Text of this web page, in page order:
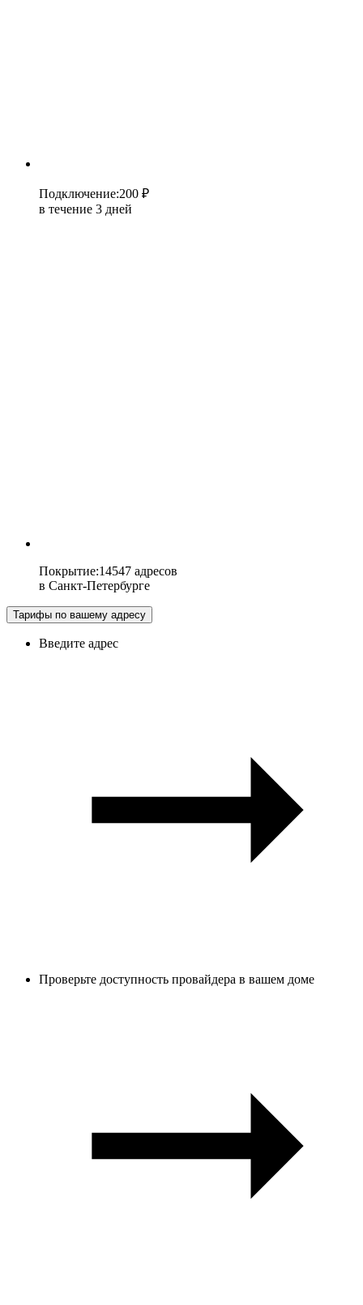
Подключение:200 ₽
в течение 3 дней
Покрытие:14547 адресов
в Санкт-Петербурге
Тарифы по вашему адресу
Введите адрес
Проверьте доступность провайдера в вашем доме